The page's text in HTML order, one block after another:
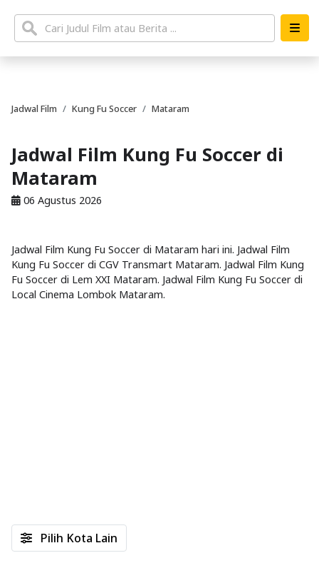
Jadwal Film Kung Fu Soccer Mataram
Jadwal Film Kung Fu Soccer di
Mataram
06 Agustus 2026
Jadwal Film Kung Fu Soccer di Mataram hari ini. Jadwal Film
Kung Fu Soccer di CGV Transmart Mataram. Jadwal Film Kung
Fu Soccer di Lem XXI Mataram. Jadwal Film Kung Fu Soccer di
Local Cinema Lombok Mataram.
Pilih Kota Lain